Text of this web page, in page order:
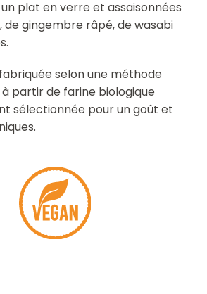
plat en verre et assaisonnées
de gingembre râpé, de wasabi
selon une méthode
partir de farine biologique
sélectionnée pour un goût et